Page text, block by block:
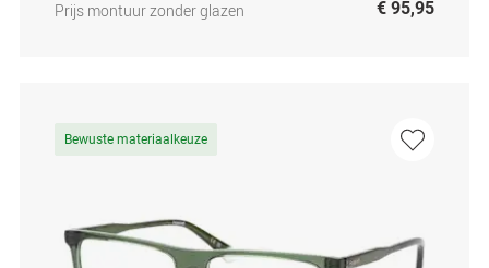
Prijs montuur zonder glazen € 95,95
Bewuste materiaalkeuze